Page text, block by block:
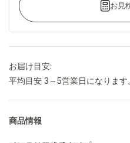
お見
お届け目安:
平均目安 3～5営業日になります
商品情報